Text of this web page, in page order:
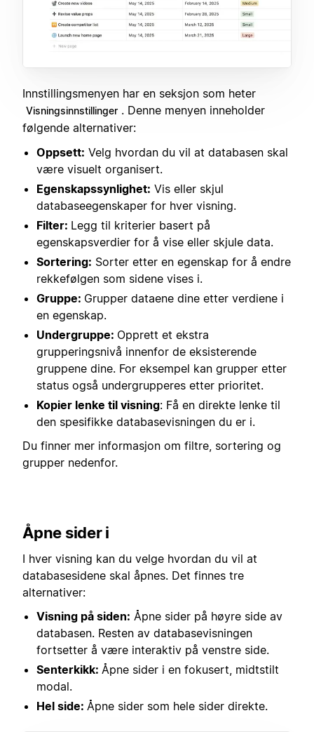
Innstillingsmenyen har en seksjon som heter
Visningsinnstillinger . Denne menyen inneholder
følgende alternativer:
Oppsett: Velg hvordan du vil at databasen skal
være visuelt organisert.
Egenskapssynlighet: Vis eller skjul
databaseegenskaper for hver visning.
Filter: Legg til kriterier basert på
egenskapsverdier for å vise eller skjule data.
Sortering: Sorter etter en egenskap for å endre
rekkefølgen som sidene vises i.
Gruppe: Grupper dataene dine etter verdiene i
en egenskap.
Undergruppe: Opprett et ekstra
grupperingsnivå innenfor de eksisterende
gruppene dine. For eksempel kan grupper etter
status også undergrupperes etter prioritet.
Kopier lenke til visning: Få en direkte lenke til
den spesifikke databasevisningen du er i.
Du finner mer informasjon om filtre, sortering og
grupper nedenfor.
Åpne sider i
I hver visning kan du velge hvordan du vil at
databasesidene skal åpnes. Det finnes tre
alternativer:
Visning på siden: Åpne sider på høyre side av
databasen. Resten av databasevisningen
fortsetter å være interaktiv på venstre side.
Senterkikk: Åpne sider i en fokusert, midtstilt
modal.
Hel side: Åpne sider som hele sider direkte.